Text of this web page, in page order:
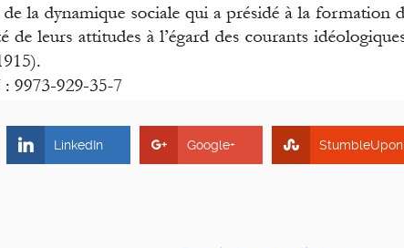
LinkedIn Google+ StumbleUpon